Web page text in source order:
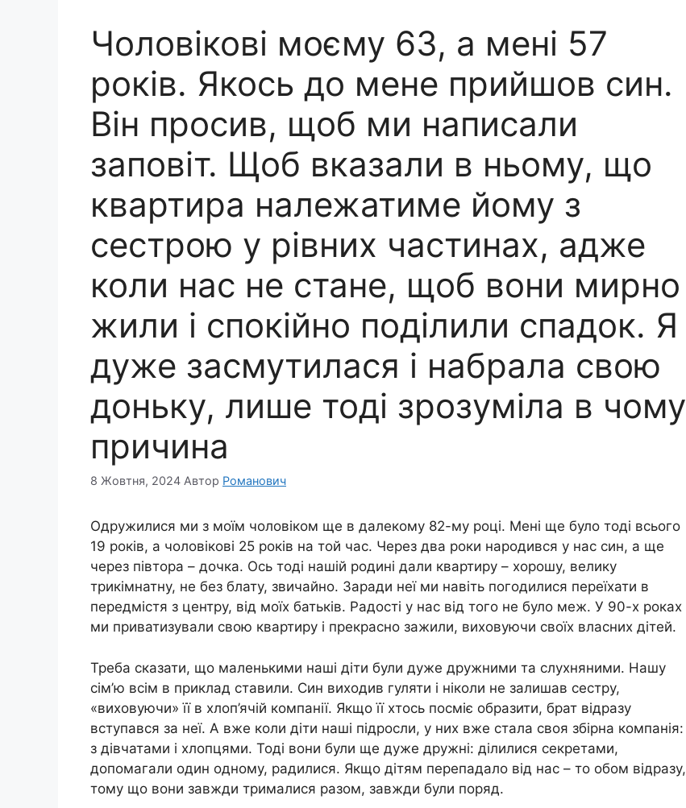
Чоловікові моєму 63, а мені 57
років. Якось до мене прийшов син.
Він просив, щоб ми написали
заповіт. Щоб вказали в ньому, що
квартира належатиме йому з
сестрою у рівних частинах, адже
коли нас не стане, щоб вони мирно
жили і спокійно поділили спадок. Я
дуже засмутилася і набрала свою
доньку, лише тоді зрозуміла в чому
причина
8 Жовтня, 2024 Автор Романович
Одружилися ми з моїм чоловіком ще в далекому 82-му році. Мені ще було тоді всього
19 років, а чоловікові 25 років на той час. Через два роки народився у нас син, а ще
через півтора – дочка. Ось тоді нашій родині дали квартиру – хорошу, велику
трикімнатну, не без блату, звичайно. Заради неї ми навіть погодилися переїхати в
передмістя з центру, від моїх батьків. Радості у нас від того не було меж. У 90-х роках
ми приватизували свою квартиру і прекрасно зажили, виховуючи своїх власних дітей.
Треба сказати, що маленькими наші діти були дуже дружними та слухняними. Нашу
сім’ю всім в приклад ставили. Син виходив гуляти і ніколи не залишав сестру,
«виховуючи» її в хлоп’ячій компанії. Якщо її хтось посміє образити, брат відразу
вступався за неї. А вже коли діти наші підросли, у них вже стала своя збірна компанія:
з дівчатами і хлопцями. Тоді вони були ще дуже дружні: ділилися секретами,
допомагали один одному, радилися. Якщо дітям перепадало від нас – то обом відразу,
тому що вони завжди трималися разом, завжди були поряд.